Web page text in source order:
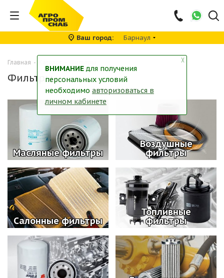
Ваш город Барнаул
Главная -
Фильтры
Масляные фильтры
Воздушные
фильтры
Салонные фильтры
Топливные
фильтры
╳
ВНИМАНИЕ для получения
персональных условий
необходимо авторизоваться в
личном кабинете